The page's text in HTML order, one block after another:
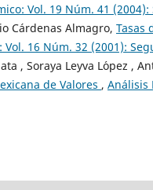
Vol. 19 Núm. 41
Cárdenas Almagro, Tasas
Vol. 16 Núm. 32 (2001):
, Soraya Leyva L´opez ,
de Valores , Análisis